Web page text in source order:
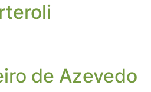
de Azevedo